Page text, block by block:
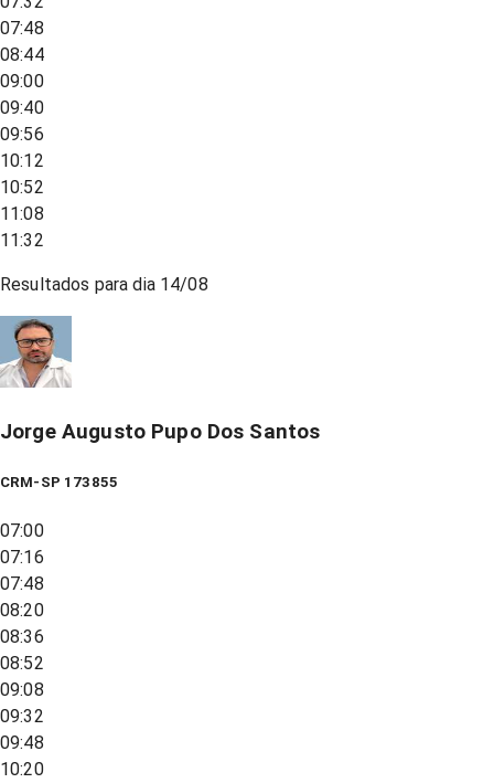
07:48
08:44
09:00
09:40
09:56
10:12
10:52
11:08
11:32
Resultados para dia 14/08
Jorge Augusto Pupo Dos Santos
CRM-SP 173855
07:00
07:16
07:48
08:20
08:36
08:52
09:08
09:32
09:48
10:20